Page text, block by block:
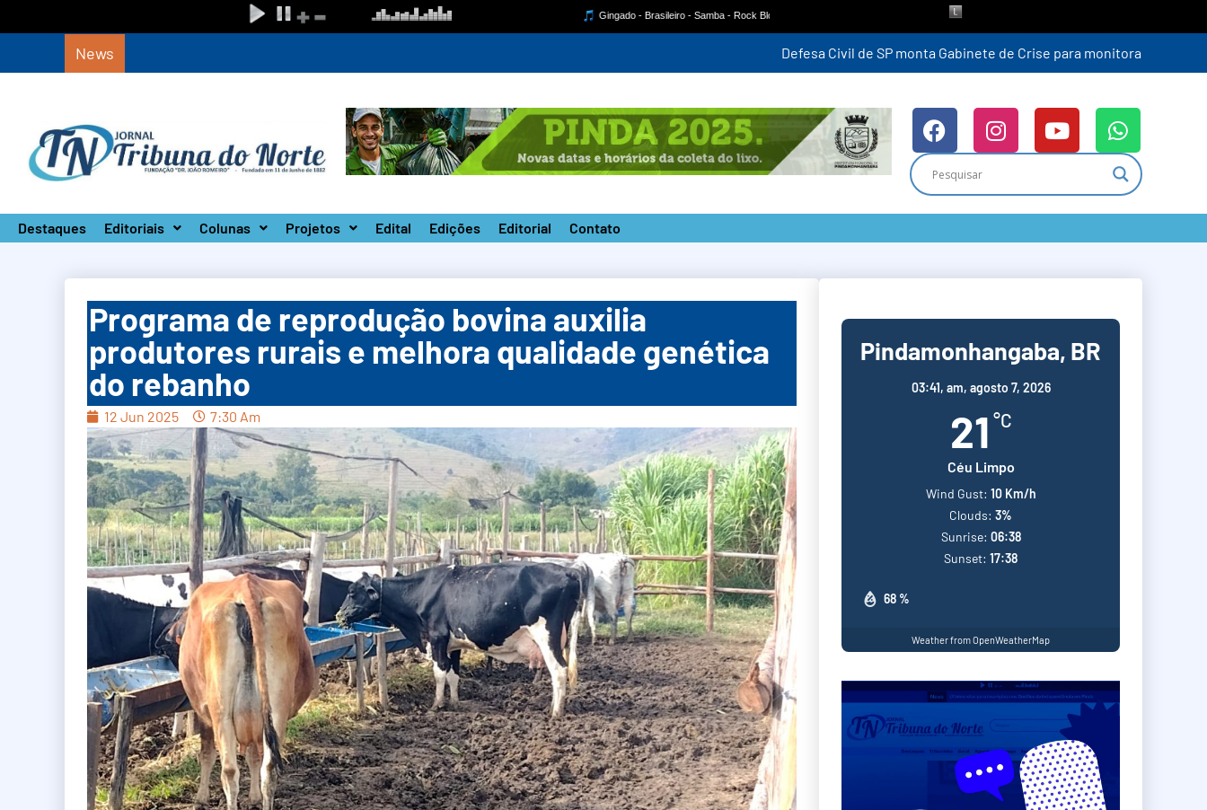
News Defesa Civil de SP monta Gabinete de Crise para monitorar ventania de até 100 km/h a partir desta quinta-feira (6)
Destaques Editoriais Colunas Projetos Edital Edições Editorial Contato
Programa de reprodução bovina auxilia
produtores rurais e melhora qualidade genética
do rebanho
12 Jun 2025 7:30 Am
Pindamonhangaba, BR
03:41, am, agosto 7, 2026
21 °C
Céu Limpo
68 %
Wind Gust: 10 Km/h
Clouds: 3%
Sunrise: 06:38
Sunset: 17:38
Weather from OpenWeatherMap